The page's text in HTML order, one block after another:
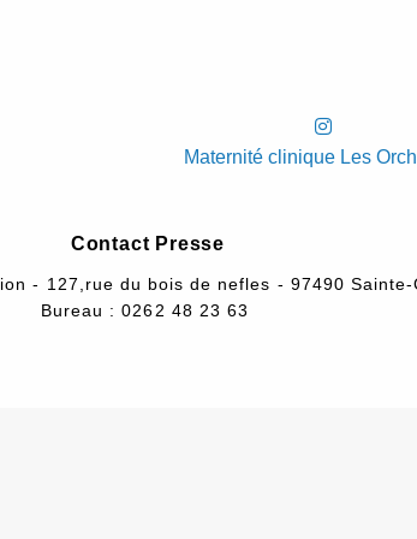
Maternité clinique Les
Contact Presse
- 127,rue du bois de nefles - 97490 Sainte-
Bureau : 0262 48 23 63